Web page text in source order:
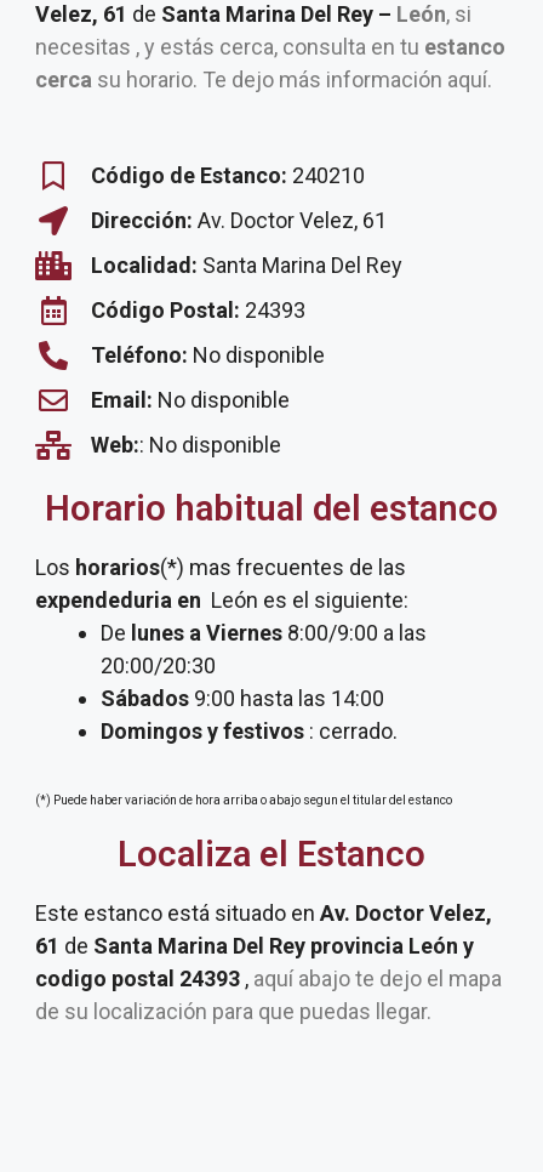
Velez, 61 de Santa Marina Del Rey – León, si
necesitas , y estás cerca, consulta en tu estanco
cerca su horario. Te dejo más información aquí.
Código de Estanco: 240210
Dirección: Av. Doctor Velez, 61
Localidad: Santa Marina Del Rey
Código Postal: 24393
Teléfono: No disponible
Email: No disponible
Web:: No disponible
Horario habitual del estanco
Los horarios(*) mas frecuentes de las
expendeduria en León es el siguiente:
De lunes a Viernes 8:00/9:00 a las
20:00/20:30
Sábados 9:00 hasta las 14:00
Domingos y festivos : cerrado.
(*) Puede haber variación de hora arriba o abajo segun el titular del estanco
Localiza el Estanco
Este estanco está situado en Av. Doctor Velez,
61 de Santa Marina Del Rey provincia León y
codigo postal 24393 , aquí abajo te dejo el mapa
de su localización para que puedas llegar.